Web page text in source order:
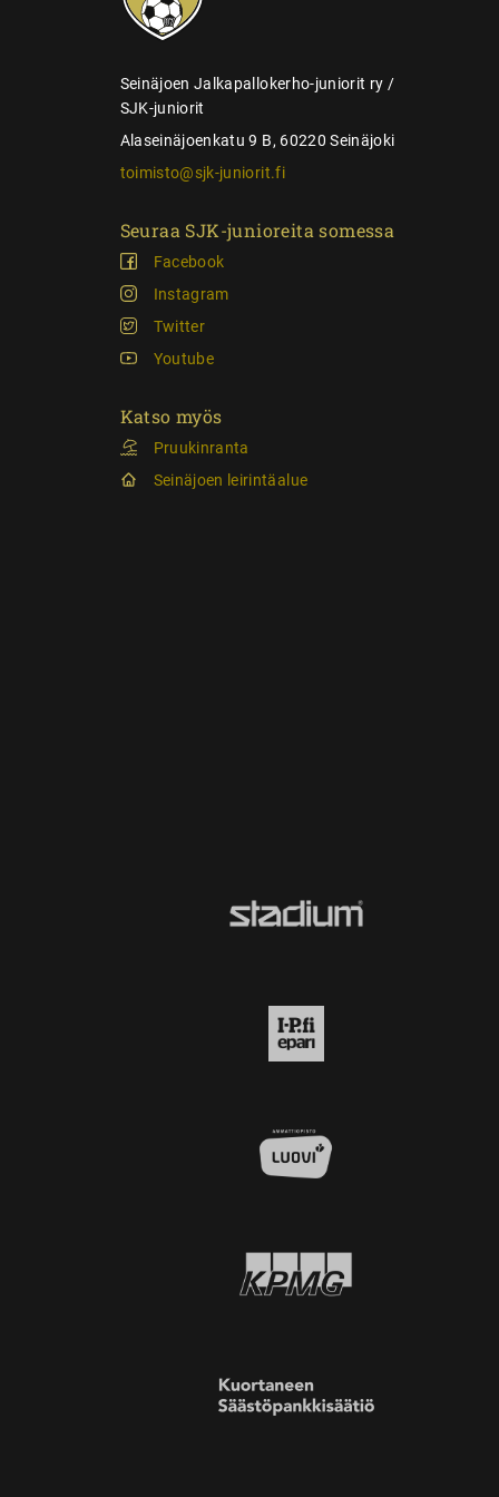
Seinäjoen Jalkapallokerho-juniorit ry /
SJK-juniorit
Alaseinäjoenkatu 9 B, 60220 Seinäjoki
toimisto@sjk-juniorit.fi
Seuraa SJK-junioreita somessa
Facebook
Instagram
Twitter
Youtube
Katso myös
Pruukinranta
Seinäjoen leirintäalue